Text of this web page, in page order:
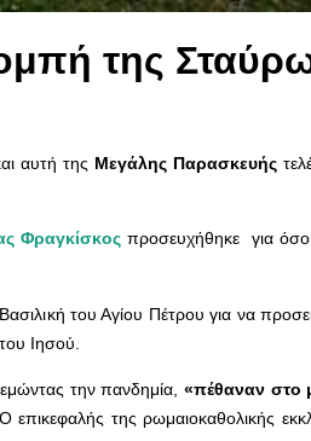
της
αυτή της Μεγάλης Παρασκευής
Φραγκίσκοςπροσευχήθηκε για
του Αγίου Πέτρου για να
Ιησού.
την πανδημία, «πέθαναν στο
της ρωμαιοκαθολικής